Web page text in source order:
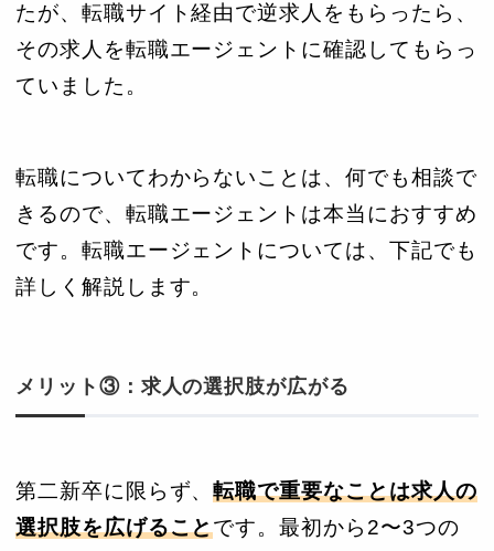
たが、転職サイト経由で逆求人をもらったら、
その求人を転職エージェントに確認してもらっ
ていました。
転職についてわからないことは、何でも相談で
きるので、転職エージェントは本当におすすめ
です。転職エージェントについては、下記でも
詳しく解説します。
メリット③：求人の選択肢が広がる
第二新卒に限らず、転職で重要なことは求人の
選択肢を広げることです。最初から2〜3つの